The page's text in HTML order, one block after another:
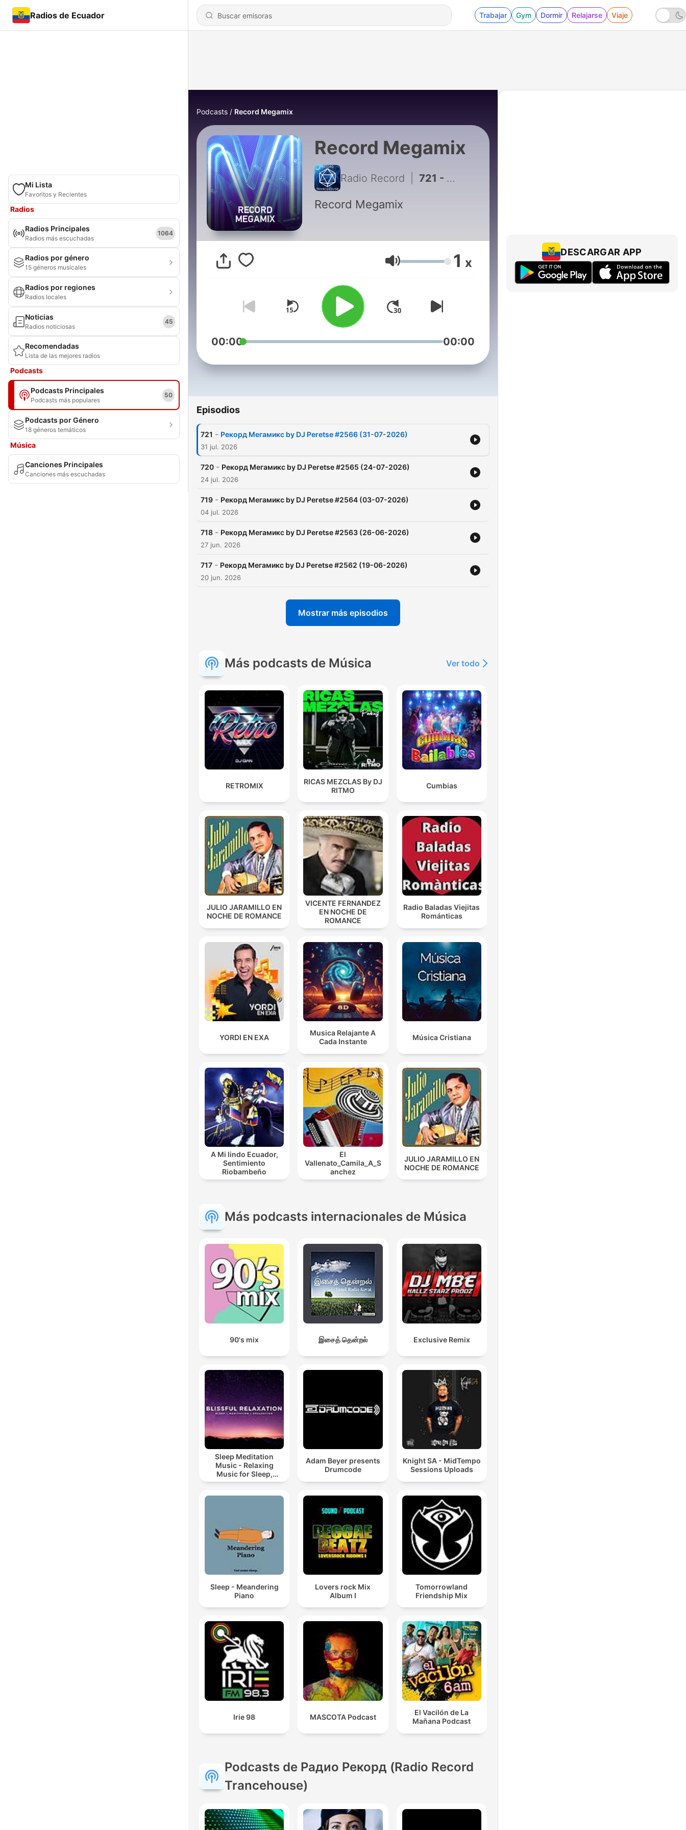
Radios de Ecuador Trabajar Gym Dormir Relajarse Viaje
Mi Lista
Favoritos y Recientes
Radios
Radios Principales
Radios más escuchadas
1064
Radios por género
15 géneros musicales
Radios por regiones
Radios locales
Noticias
Radios noticiosas
45
Recomendadas
Lista de las mejores radios
Podcasts
Podcasts Principales
Podcasts más populares
50
Podcasts por Género
18 géneros temáticos
Música
Canciones Principales
Canciones más escuchadas
Podcasts Record Megamix
Record Megamix
Radio Record 721 - Рекорд Мегамикс by DJ Peretse #2566 (31-07-2026)
Record Megamix
Volumen 1 x
00:00 00:00
Episodios
721 - Рекорд Мегамикс by DJ Peretse #2566 (31-07-2026)
31 jul. 2026
720 - Рекорд Мегамикс by DJ Peretse #2565 (24-07-2026)
24 jul. 2026
719 - Рекорд Мегамикс by DJ Peretse #2564 (03-07-2026)
04 jul. 2026
718 - Рекорд Мегамикс by DJ Peretse #2563 (26-06-2026)
27 jun. 2026
717 - Рекорд Мегамикс by DJ Peretse #2562 (19-06-2026)
20 jun. 2026
Mostrar más episodios
Más podcasts de Música Ver todo
RETROMIX
RICAS MEZCLAS By DJ
RITMO
Cumbias
JULIO JARAMILLO EN
NOCHE DE ROMANCE
VICENTE FERNANDEZ
EN NOCHE DE
ROMANCE
Radio Baladas Viejitas
Románticas
YORDI EN EXA
Musica Relajante A
Cada Instante
Música Cristiana
A Mi lindo Ecuador,
Sentimiento
Riobambeño
El
Vallenato_Camila_A_S
anchez
JULIO JARAMILLO EN
NOCHE DE ROMANCE
Más podcasts internacionales de Música
90's mix இசைத் தென்றல் Exclusive Remix
Sleep Meditation
Music - Relaxing
Music for Sleep,
Meditation &
Adam Beyer presents
Drumcode
Knight SA - MidTempo
Sessions Uploads
Sleep - Meandering
Piano
Lovers rock Mix
Album I
Tomorrowland
Friendship Mix
Irie 98 MASCOTA Podcast
El Vacilón de La
Mañana Podcast
Podcasts de Радио Рекорд (Radio Record
Trancehouse)
DESCARGAR APP